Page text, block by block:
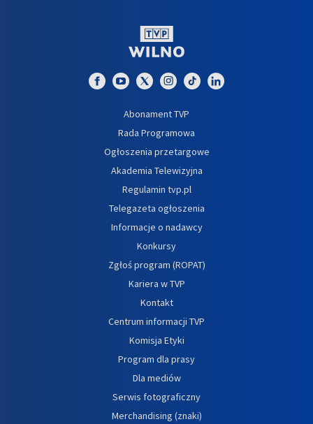
Abonament TVP
Rada Programowa
Ogłoszenia przetargowe
Akademia Telewizyjna
Regulamin tvp.pl
Telegazeta ogłoszenia
Informacje o nadawcy
Konkursy
Zgłoś program (ROPAT)
Kariera w TVP
Kontakt
Centrum informacji TVP
Komisja Etyki
Program dla prasy
Dla mediów
Serwis fotograficzny
Merchandising (znaki)